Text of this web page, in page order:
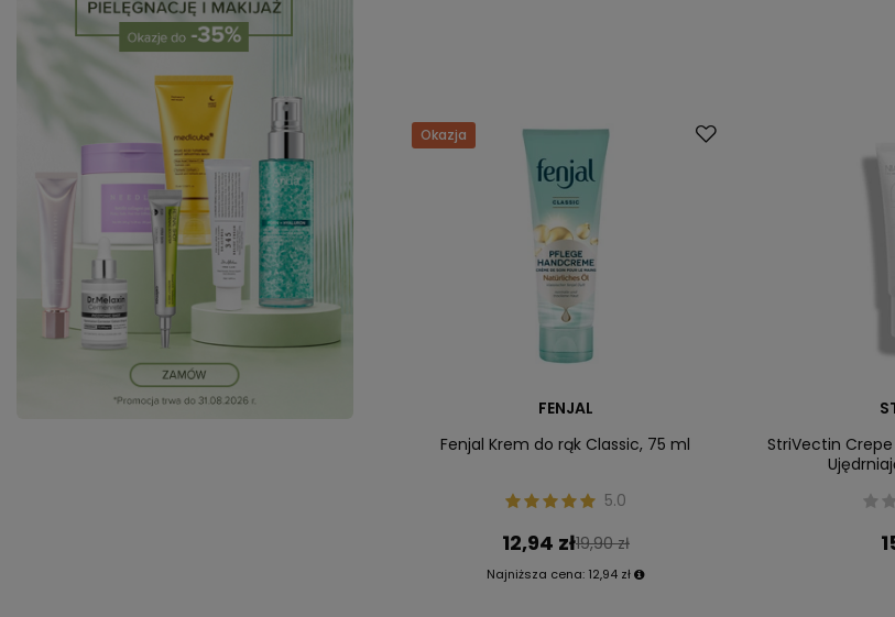
Okazja
FENJAL
Fenjal Krem do rąk Classic, 75 ml
5.0
12,94 zł19,90 zł
Najniższa cena: 12,94 zł
StriVectin